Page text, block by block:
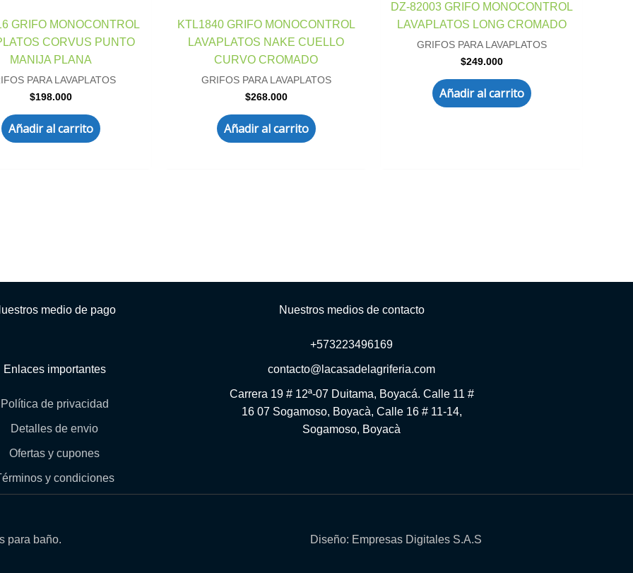
GRIFO MONOCONTROL
CORVUS PUNTO
MANIJA PLANA
PARA LAVAPLATOS
$198.000
Añadir al carrito
KTL1840 GRIFO MONOCONTROL
LAVAPLATOS NAKE CUELLO
CURVO CROMADO
GRIFOS PARA LAVAPLATOS
$268.000
Añadir al carrito
DZ-82003 GRIFO MONOCONTROL
LAVAPLATOS LONG CROMADO
GRIFOS PARA LAVAPLATOS
$249.000
Añadir al carrito
medio de pago
Enlaces importantes
Política de privacidad
Detalles de envio
Ofertas y cupones
y condiciones
Nuestros medios de contacto
+573223496169
contacto@lacasadelagriferia.com
Carrera 19 # 12ª-07 Duitama, Boyacá. Calle 11 #
16 07 Sogamoso, Boyacà, Calle 16 # 11-14,
Sogamoso, Boyacà
para baño. Diseño: Empresas Digitales S.A.S